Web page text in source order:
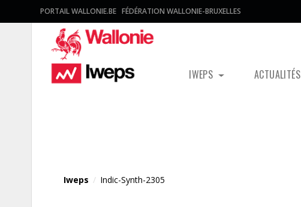
PORTAIL WALLONIE.BE FÉDÉRATION WALLONIE-BRUXELLES
IWEPS ACTUALITÉS
Iweps / Indic-Synth-2305